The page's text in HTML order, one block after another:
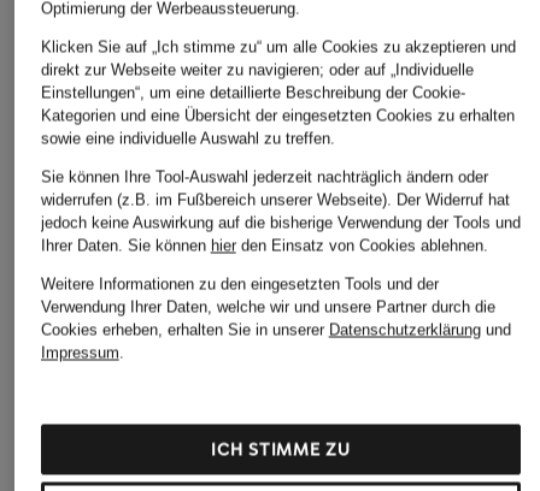
Optimierung der Werbeaussteuerung.
Klicken Sie auf „Ich stimme zu“ um alle Cookies zu akzeptieren und
direkt zur Webseite weiter zu navigieren; oder auf „Individuelle
Einstellungen“, um eine detaillierte Beschreibung der Cookie-
Kategorien und eine Übersicht der eingesetzten Cookies zu erhalten
sowie eine individuelle Auswahl zu treffen.
Sie können Ihre Tool-Auswahl jederzeit nachträglich ändern oder
widerrufen (z.B. im Fußbereich unserer Webseite). Der Widerruf hat
jedoch keine Auswirkung auf die bisherige Verwendung der Tools und
Ihrer Daten. Sie können hierden Einsatz von Cookies ablehnen.
Weitere Informationen zu den eingesetzten Tools und der
Verwendung Ihrer Daten, welche wir und unsere Partner durch die
Cookies erheben, erhalten Sie in unserer Datenschutzerklärungund
Impressum.
ICH STIMME ZU